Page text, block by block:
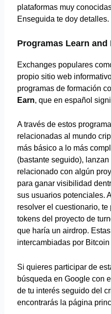
plataformas muy
Enseguida te doy detalles.
Programas Learn and
Exchanges populares
propio sitio web
programas de formación
Earn, que en español
A través de estos
relacionadas al mundo
más básico a lo más
(bastante seguido),
relacionado con algún
para ganar visibilidad
sus usuarios potenciales.
resolver el cuestionario,
tokens del proyecto de
que haría un airdrop.
intercambiadas por
Si quieres participar de
búsqueda en Google con
de tu interés seguido del
encontrarás la página